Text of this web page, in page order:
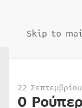
Skip to
22
Ο